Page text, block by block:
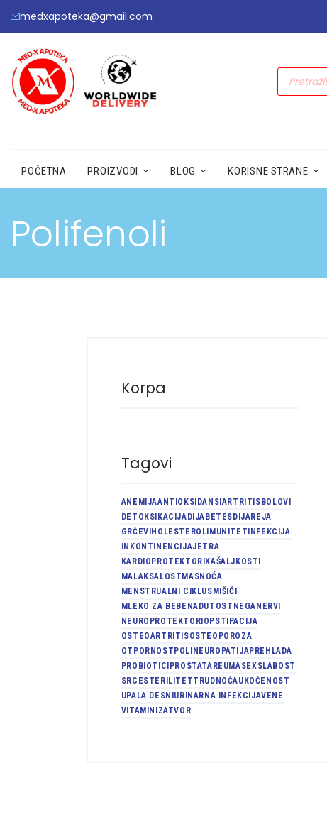
medxapoteka@gmail.com
POČETNA PROIZVODI BLOG KORISNE STRANE
Polifenoli
Korpa
Tagovi
ANEMIJAANTIOKSIDANSIARTRITISBOLOVI
DETOKSIKACIJADIJABETESDIJAREJA
GRČEVIHOLESTEROLIMUNITETINFEKCIJA
INKONTINENCIJAJETRA
KARDIOPROTEKTORIKAŠALJKOSTI
MALAKSALOSTMASNOĆA
MENSTRUALNI CIKLUSMIŠIĆI
MLEKO ZA BEBE NADUTOST NEGANERVI
NEUROPROTEKTORIOPSTIPACIJA
OSTEOARTRITISOSTEOPOROZA
OTPORNOSTPOLINEUROPATIJAPREHLADA
PROBIOTICIPROSTATAREUMASEXSLABOST
SRCESTERILITETTRUDNOĆAUKOČENOST
UPALA DESNIURINARNA INFEKCIJAVENE
VITAMINIZATVOR